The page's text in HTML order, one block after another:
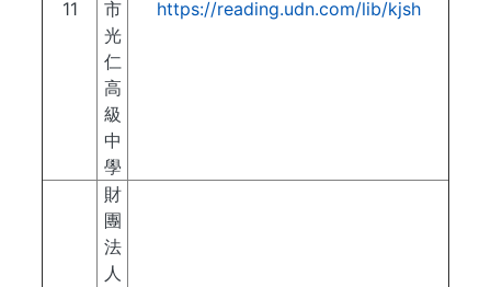
11
市
光
仁
高
級
中
學
https://reading.udn.com/lib/kjsh
財
團
法
人